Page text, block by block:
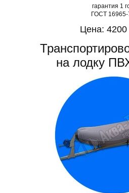
гарантия 1
ГОСТ 16965-
Цена: 4200
на лодку